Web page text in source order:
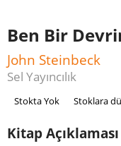
Ben Bir
John Steinbeck
Sel Yayıncılık
Stokta Yok Stoklara
Kitap Açıklaması